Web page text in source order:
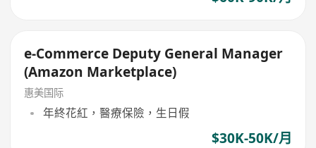
e-Commerce Deputy General Manager
(Amazon Marketplace)
惠美国际
年終花紅，醫療保險，生日假
$30K-50K/月